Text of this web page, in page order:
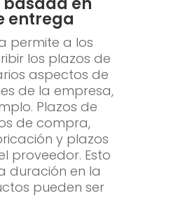
entrega
permite a los
los plazos de
aspectos de
de la empresa,
Plazos de
de compra,
y plazos
proveedor. Esto
duración en la
pueden ser